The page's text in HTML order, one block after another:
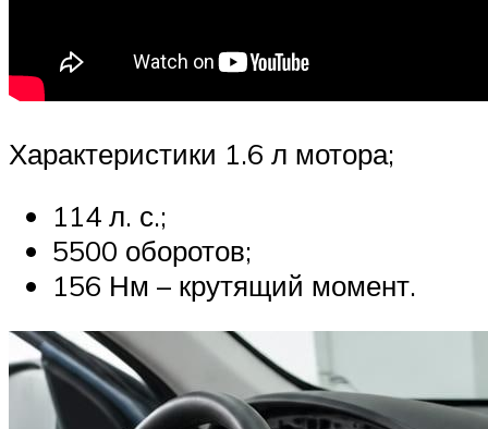
Характеристики 1.6 л мотора;
114 л. с.;
5500 оборотов;
156 Нм – крутящий момент.